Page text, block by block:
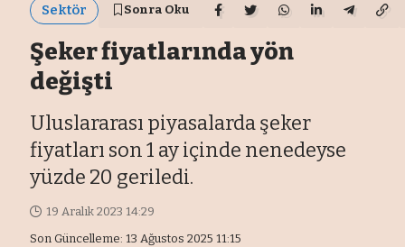
Sektör Sonra Oku
Şeker fiyatlarında yön
değişti
Uluslararası piyasalarda şeker
fiyatları son 1 ay içinde nenedeyse
yüzde 20 geriledi.
Son Güncelleme: 13 Ağustos 2025 11:15
19 Aralık 2023 14:29